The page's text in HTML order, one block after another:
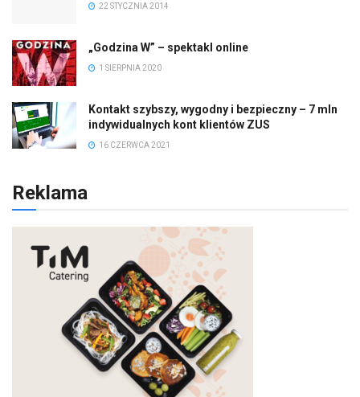
22 STYCZNIA 2014
„Godzina W” – spektakl online
1 SIERPNIA 2020
Kontakt szybszy, wygodny i bezpieczny – 7 mln
indywidualnych kont klientów ZUS
16 CZERWCA 2021
Reklama